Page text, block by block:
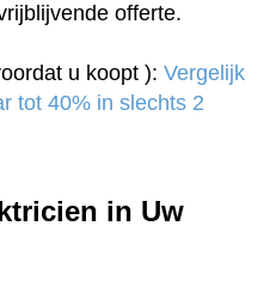
offerte.
u koopt ): Vergelijk
tot 40% in slechts 2
in Uw